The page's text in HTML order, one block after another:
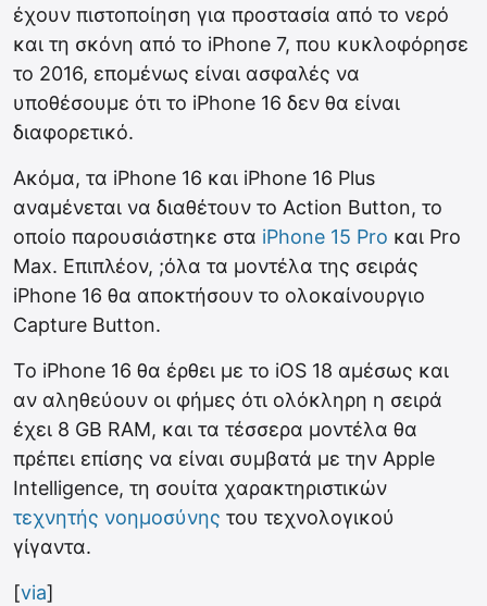
έχουν πιστοποίηση για προστασία από το νερό
και τη σκόνη από το iPhone 7, που κυκλοφόρησε
το 2016, επομένως είναι ασφαλές να
υποθέσουμε ότι το iPhone 16 δεν θα είναι
διαφορετικό.
Ακόμα, τα iPhone 16 και iPhone 16 Plus
αναμένεται να διαθέτουν το Action Button, το
οποίο παρουσιάστηκε στα iPhone 15 Pro και Pro
Max. Επιπλέον, ;όλα τα μοντέλα της σειράς
iPhone 16 θα αποκτήσουν το ολοκαίνουργιο
Capture Button.
Το iPhone 16 θα έρθει με το iOS 18 αμέσως και
αν αληθεύουν οι φήμες ότι ολόκληρη η σειρά
έχει 8 GB RAM, και τα τέσσερα μοντέλα θα
πρέπει επίσης να είναι συμβατά με την Apple
Intelligence, τη σουίτα χαρακτηριστικών
τεχνητής νοημοσύνης του τεχνολογικού
γίγαντα.
[via]